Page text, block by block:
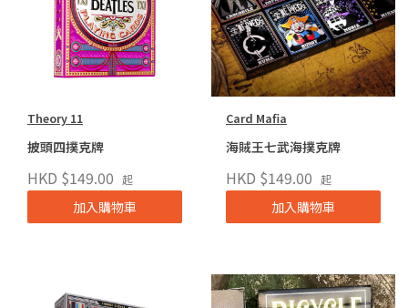
Theory 11
披頭四撲克牌
HKD $149.00 起
加入購物車
Card Mafia
海賊王七武海撲克牌
HKD $149.00 起
加入購物車